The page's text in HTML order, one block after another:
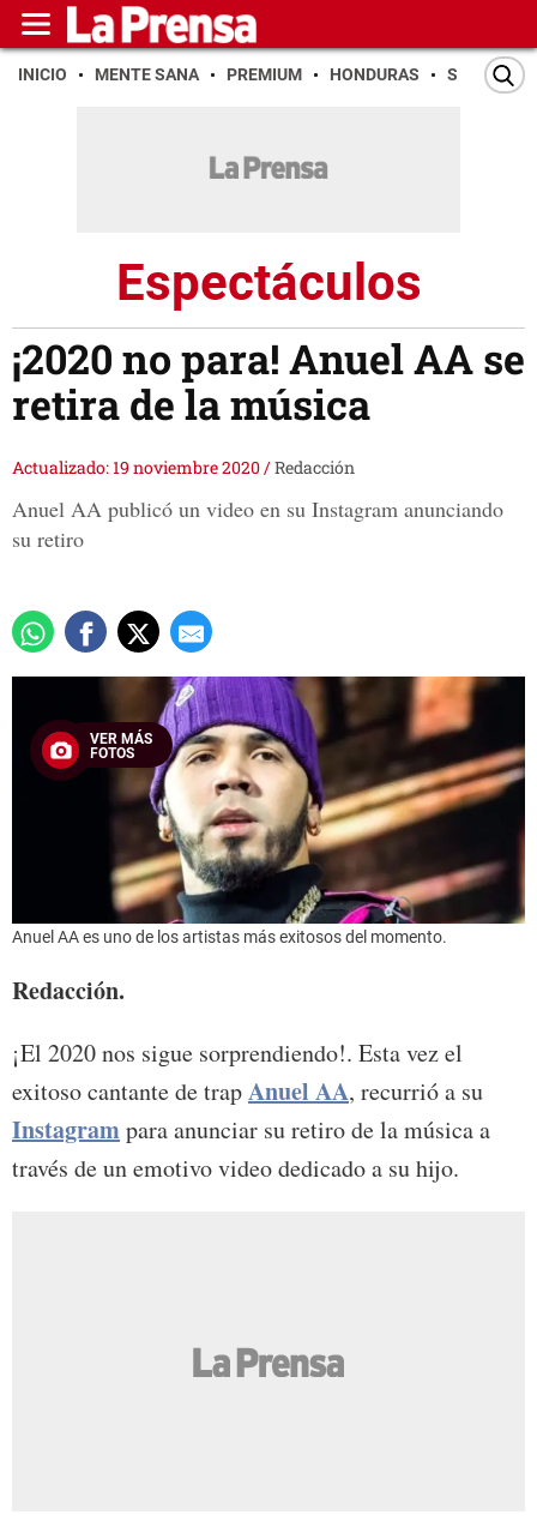
INICIO MENTE SANA PREMIUM HONDURAS SAN PEDRO
Espectáculos
¡2020 no para! Anuel AA se
retira de la música
Actualizado: 19 noviembre 2020/Redacción
Anuel AA publicó un video en su Instagram anunciando
su retiro
VER MÁS
FOTOS
Anuel AA es uno de los artistas más exitosos del momento.
Redacción.
¡El 2020 nos sigue sorprendiendo!. Esta vez el
exitoso cantante de trapAnuel AA, recurrió a su
Instagrampara anunciar su retiro de la música a
través de un emotivo video dedicado a su hijo.